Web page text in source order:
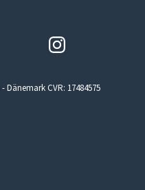
Dänemark CVR: 17484575